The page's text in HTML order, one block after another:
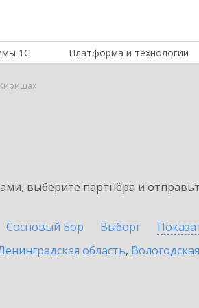
1С Платформа и технологии
Киришах
выберите партнёра и
Сосновый Бор Выборг
область,